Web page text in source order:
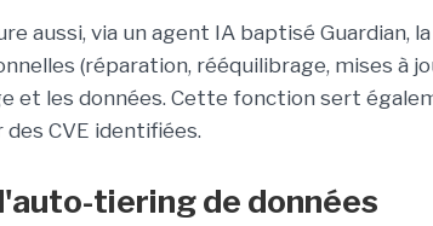
aussi, via un agent IA baptisé Guardian,
(réparation, rééquilibrage, mises à
et les données. Cette fonction sert
CVE identifiées.
tiering de données